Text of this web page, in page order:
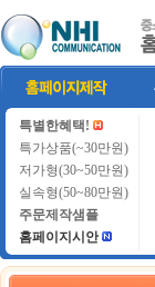
특별한혜택!
특가상품(~30만원)
저가형(30~50만원)
실속형(50~80만원)
주문제작샘플
홈페이지시안